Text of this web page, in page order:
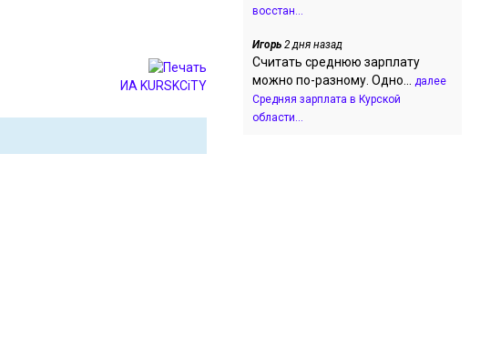
ИА KURSKCiTY
восстан...
Игорь 2 дня назад
Считать среднюю зарплату
можно по-разному. Одно... далее
Средняя зарплата в Курской
области...